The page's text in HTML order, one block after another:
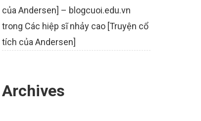
của Andersen] – blogcuoi.edu.vn
trong Các hiệp sĩ nhảy cao [Truyện cổ
tích của Andersen]
Archives